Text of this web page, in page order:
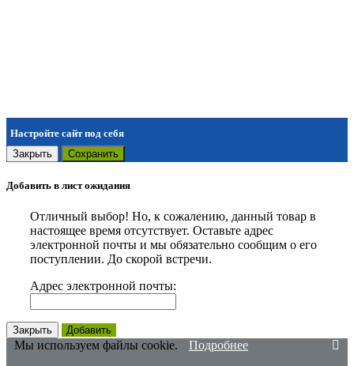
Настройте сайт под себя
Закрыть
Сохранить
Добавить в лист ожидания
Отличный выбор! Но, к сожалению, данный товар в
настоящее время отсутствует. Оставьте адрес
электронной почты и мы обязательно сообщим о его
поступлении. До скорой встречи.
Адрес электронной почты:
Закрыть Добавить
Мы используем файлы cookie. Подробнее